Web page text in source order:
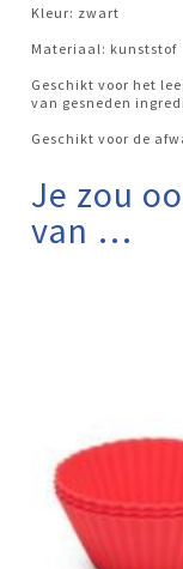
Kleur: zwart
Materiaal: kunststof
Geschikt voor het
van gesneden
Geschikt voor de
Je zou
van …